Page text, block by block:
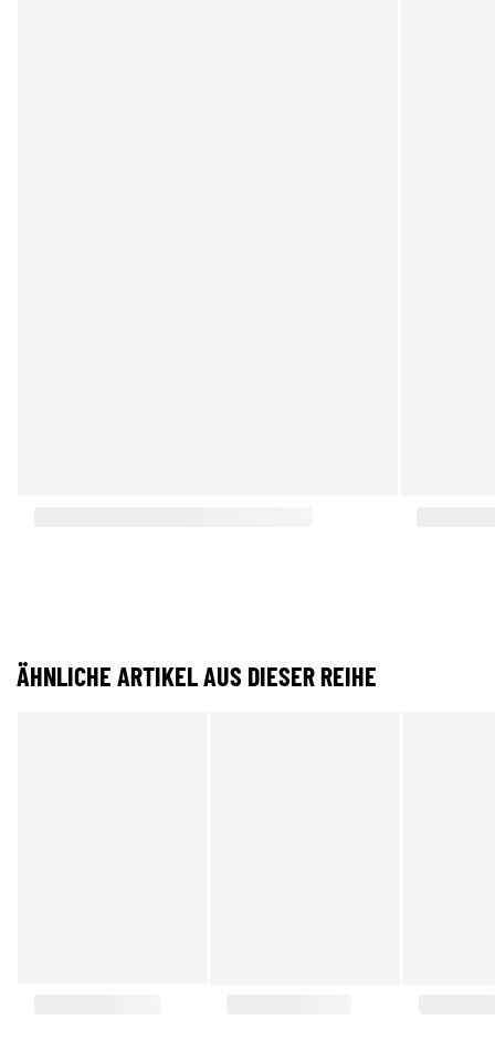
ÄHNLICHE ARTIKEL AUS DIESER REIHE